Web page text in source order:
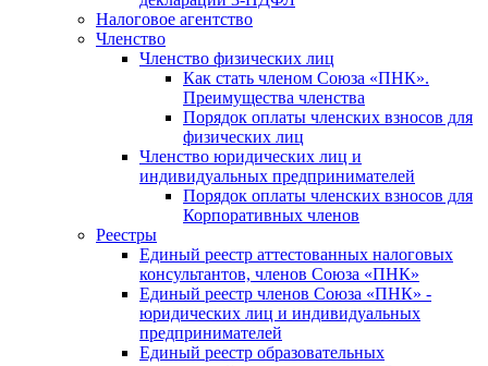
Налоговое агентство
Членство
Членство физических лиц
Как стать членом Союза «ПНК».
Преимущества членства
Порядок оплаты членских взносов для
физических лиц
Членство юридических лиц и
индивидуальных предпринимателей
Порядок оплаты членских взносов для
Корпоративных членов
Реестры
Единый реестр аттестованных налоговых
консультантов, членов Союза «ПНК»
Единый реестр членов Союза «ПНК» -
юридических лиц и индивидуальных
предпринимателей
Единый реестр образовательных